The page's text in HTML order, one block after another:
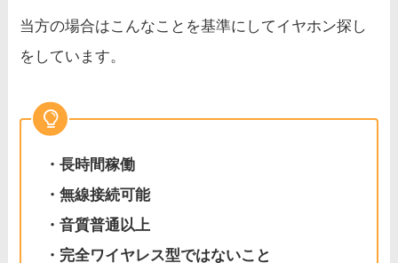
当方の場合はこんなことを基準にしてイヤホン探し
をしています。
・長時間稼働
・無線接続可能
・音質普通以上
・完全ワイヤレス型ではないこと